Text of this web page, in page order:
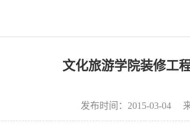
文化旅游学院装修工
发布时间：2015-03-04